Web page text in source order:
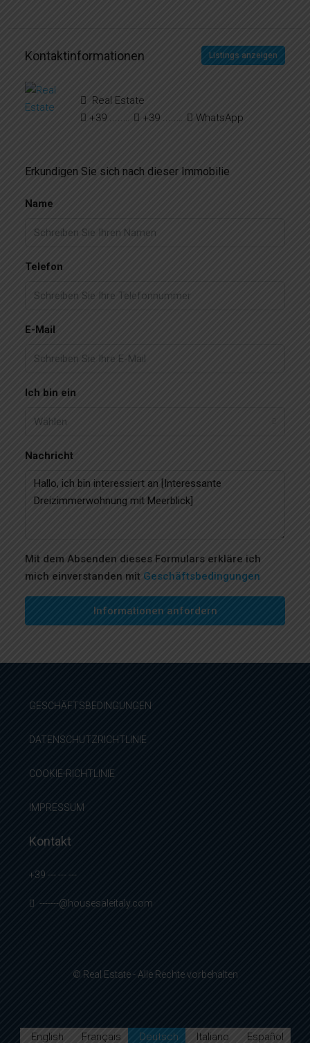
Kontaktinformationen Listings anzeigen
Real Estate
+39 ..... ..... ......
+39 ....... ....... ....... WhatsApp
Erkundigen Sie sich nach dieser Immobilie
Name
Telefon
E-Mail
Ich bin ein
Wählen
Nachricht
Mit dem Absenden dieses Formulars erkläre ich
mich einverstanden mit Geschäftsbedingungen
Informationen anfordern
GESCHÄFTSBEDINGUNGEN
DATENSCHUTZRICHTLINIE
COOKIE-RICHTLINIE
IMPRESSUM
Kontakt
+39 --- --- ---
-------@housesaleitaly.com
© Real Estate - Alle Rechte vorbehalten
English Français Deutsch Italiano Español